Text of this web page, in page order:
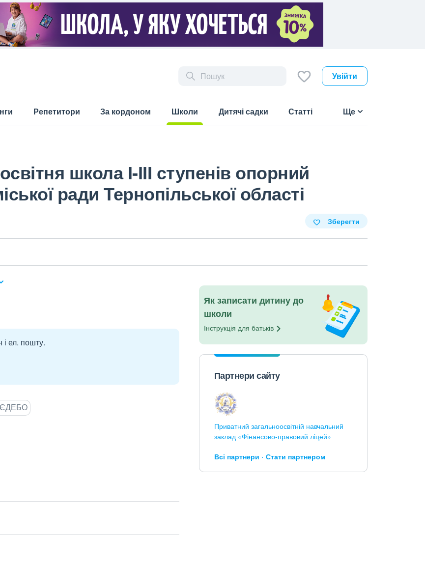
Увійти
Репетитори За кордоном
Школи
Дитячі садки Статті Ще
школа І-ІІІ ступенів опорний
ради Тернопільської області
Зберегти
і ел. пошту.
ЄДЕБО
Як записати дитину до
школи
Інструкція для батьків
Партнери сайту
Приватний загальноосвітній навчальний
заклад «Фінансово-правовий ліцей»
Всі партнери Стати партнером